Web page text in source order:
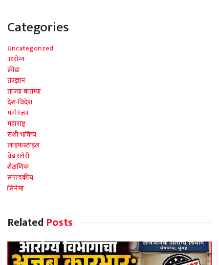
Categories
Uncategorized
आरोग्य
क्रीडा
तंत्रज्ञान
ताज्या बातम्या
देश-विदेश
मनोरंजन
महाराष्ट्र
राशी भविष्य
लाइफस्टाइल
वेब स्टोरी
शैक्षणिक
संपादकीय
सिनेमा
Related Posts